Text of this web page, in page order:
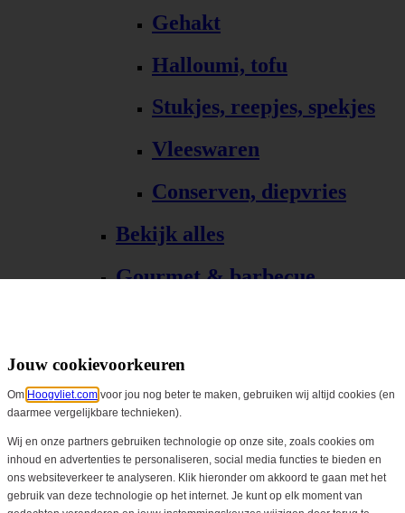
Gehakt
Halloumi, tofu
Stukjes, reepjes, spekjes
Vleeswaren
Conserven, diepvries
Bekijk alles
Gourmet & barbecue
Gourmet, fondue
Barbecue, grill
Bekijk alles
Biologisch
Jouw cookievoorkeuren
Om Hoogvliet.com voor jou nog beter te maken, gebruiken wij altijd cookies (en
daarmee vergelijkbare technieken).
Wij en onze partners gebruiken technologie op onze site, zoals cookies om
inhoud en advertenties te personaliseren, social media functies te bieden en
ons websiteverkeer te analyseren. Klik hieronder om akkoord te gaan met het
gebruik van deze technologie op het internet. Je kunt op elk moment van